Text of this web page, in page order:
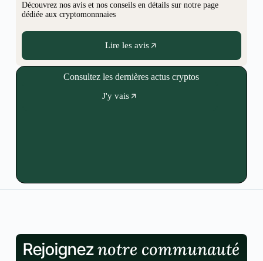
Découvrez nos avis et nos conseils en détails sur notre page
dédiée aux cryptomonnnaies
Lire les avis
Consultez les dernières actus cryptos
J'y vais
Rejoigneznotre communauté